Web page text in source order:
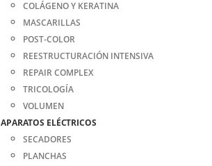
COLÁGENO Y KERATINA
MASCARILLAS
POST-COLOR
REESTRUCTURACIÓN INTENSIVA
REPAIR COMPLEX
TRICOLOGÍA
VOLUMEN
APARATOS ELÉCTRICOS
SECADORES
PLANCHAS